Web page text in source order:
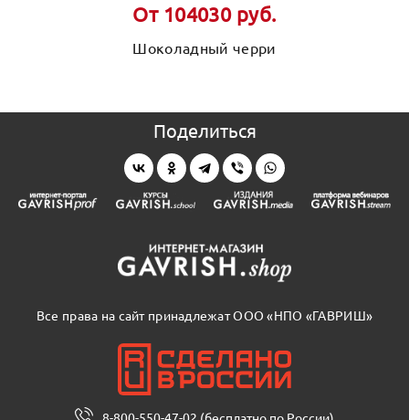
От 104030 руб.
Шоколадный черри
Поделиться
Все права на сайт принадлежат ООО «НПО «ГАВРИШ»